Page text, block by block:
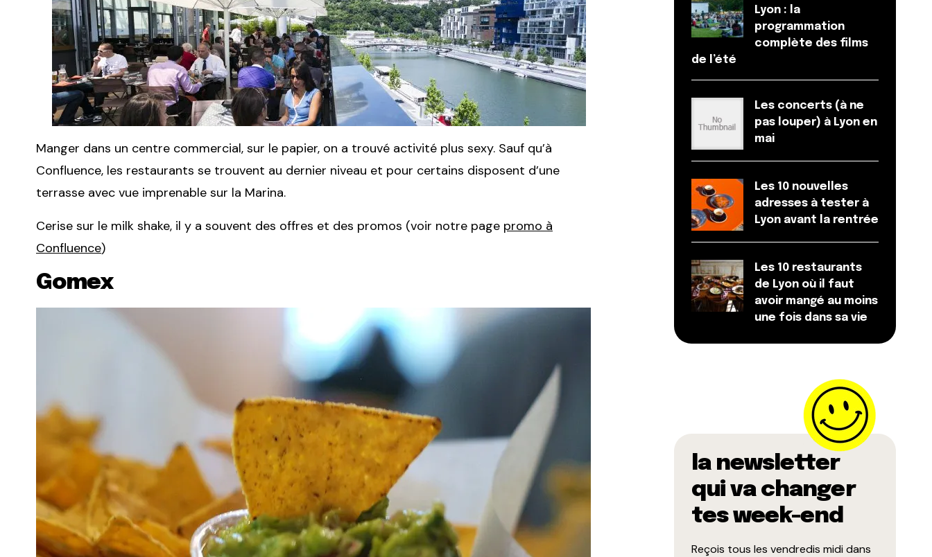
Manger dans un centre commercial, sur le papier, on a trouvé activité plus sexy. Sauf qu’à
Confluence, les restaurants se trouvent au dernier niveau et pour certains disposent d’une
terrasse avec vue imprenable sur la Marina.
Cerise sur le milk shake, il y a souvent des offres et des promos (voir notre page promo à
Confluence)
Gomex
Lyon : la
programmation
complète des films
de l’été
Les concerts (à ne
pas louper) à Lyon en
mai
Les 10 nouvelles
adresses à tester à
Lyon avant la rentrée
Les 10 restaurants
de Lyon où il faut
avoir mangé au moins
une fois dans sa vie
la newsletter
qui va changer
tes week-end
Reçois tous les vendredis midi dans